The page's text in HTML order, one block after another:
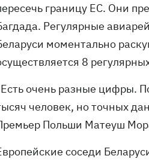
границу ЕС. Они
Регулярные
моментально
8
очень разные цифры.
человек, но точных
Польши Матеуш
соседи